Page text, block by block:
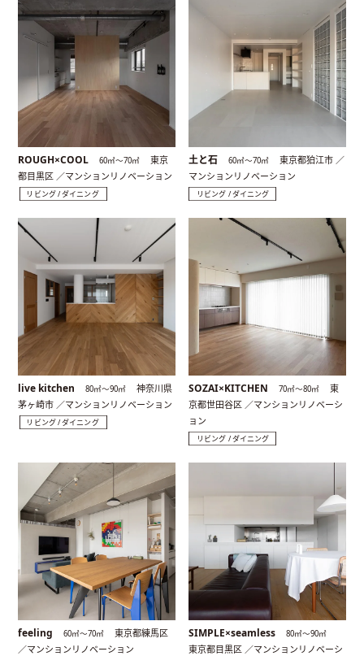
ROUGH×COOL 60㎡〜70㎡
東京
都目黒区 ／マンションリノベーション
リビング / ダイニング
土と石 60㎡〜70㎡
東京都狛江市 ／
マンションリノベーション
リビング / ダイニング
live kitchen 80㎡〜90㎡
神奈川県
茅ヶ崎市 ／マンションリノベーション
リビング / ダイニング
SOZAI×KITCHEN 70㎡〜80㎡
東
京都世田谷区 ／マンションリノベーシ
ョン
リビング / ダイニング
feeling 60㎡〜70㎡
東京都練馬区
／マンションリノベーション
SIMPLE×seamless 80㎡〜90㎡
東京都目黒区 ／マンションリノベーシ